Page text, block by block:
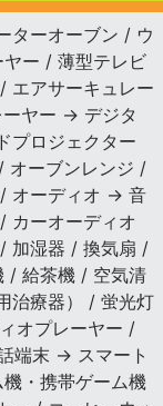
ターオーブン / ウ
ー / 薄型テレビ
エアサーキュレー
ヤー → デジタ
プロジェクター
オーブンレンジ /
/ オーディオ → 音
カーオーディオ
/ 加湿器 / 換気扇 /
/ 給茶機 / 空気清
治療器） / 蛍光灯
オプレーヤー /
端末 → スマート
・携帯ゲーム機